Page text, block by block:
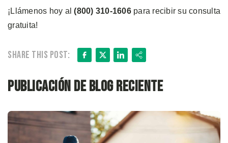
¡Llámenos hoy al(800) 310-1606para recibir su consulta
gratuita!
Share this post: Facebook
X LinkedIn
Share
Publicación de blog reciente